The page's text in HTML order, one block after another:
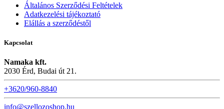
Általános Szerződési Feltételek
Adatkezelési tájékoztató
Elállás a szerződéstől
Kapcsolat
Namaka kft.
2030 Érd, Budai út 21.
+3620/960-8840
info@szellozoshop.hu